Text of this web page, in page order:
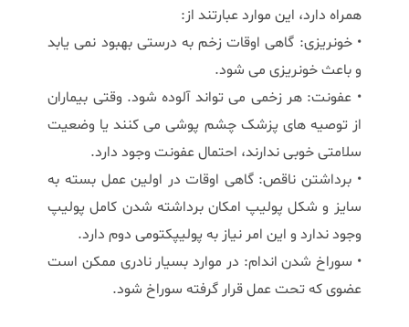
همراه دارد، این موارد عبارتند از:
• خونریزی: گاهی اوقات زخم به درستی بهبود نمی یابد
و باعث خونریزی می شود.
• عفونت: هر زخمی می تواند آلوده شود. وقتی بیماران
از توصیه های پزشک چشم پوشی می کنند یا وضعیت
سلامتی خوبی ندارند، احتمال عفونت وجود دارد.
• برداشتن ناقص: گاهی اوقات در اولین عمل بسته به
سایز و شکل پولیپ امکان برداشته شدن کامل پولیپ
وجود ندارد و این امر نیاز به پولیپکتومی دوم دارد.
• سوراخ شدن اندام: در موارد بسیار نادری ممکن است
عضوی که تحت عمل قرار گرفته سوراخ شود.